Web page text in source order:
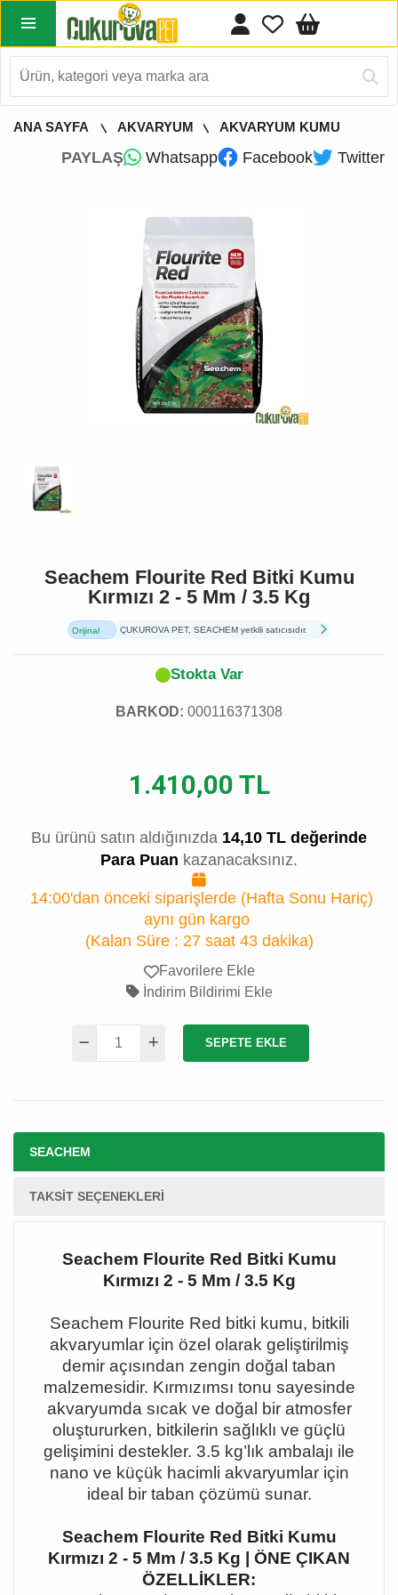
ANA SAYFA AKVARYUM AKVARYUM KUMU
PAYLAŞ Whatsapp Facebook Twitter
Seachem Flourite Red Bitki Kumu
Kırmızı 2 - 5 Mm / 3.5 Kg
Orijinal
ÇUKUROVA PET, SEACHEM yetkili satıcısıdır.
Stokta Var
BARKOD: 000116371308
1.410,00 TL
Bu ürünü satın aldığınızda 14,10 TL değerinde
Para Puan kazanacaksınız.
14:00'dan önceki siparişlerde (Hafta Sonu Hariç)
aynı gün kargo
(Kalan Süre : 27 saat 43 dakika)
Favorilere Ekle
İndirim Bildirimi Ekle
SEPETE EKLE
SEACHEM
TAKSIT SEÇENEKLERI
Seachem Flourite Red Bitki Kumu
Kırmızı 2 - 5 Mm / 3.5 Kg
Seachem Flourite Red bitki kumu, bitkili
akvaryumlar için özel olarak geliştirilmiş
demir açısından zengin doğal taban
malzemesidir. Kırmızımsı tonu sayesinde
akvaryumda sıcak ve doğal bir atmosfer
oluştururken, bitkilerin sağlıklı ve güçlü
gelişimini destekler. 3.5 kg’l ık ambalajı ile
nano ve küçük hacimli akvaryumlar için
ideal bir taban çözümü sunar.
Seachem Flourite Red Bitki Kumu
Kırmızı 2 - 5 Mm / 3.5 Kg | ÖNE ÇIKAN
ÖZELLİKLER: